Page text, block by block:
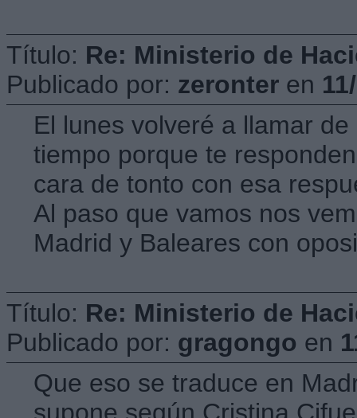
Título: Re: Ministerio de
Publicado por: zeronter en
El lunes volveré a llamar
tiempo porque te
cara de tonto con esa
Al paso que vamos nos
Madrid y Baleares con
Título: Re: Ministerio de
Publicado por: gragongo en
Que eso se traduce en